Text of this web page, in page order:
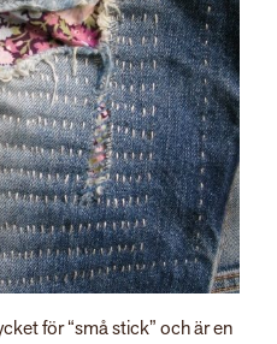
för “små stick” och är en